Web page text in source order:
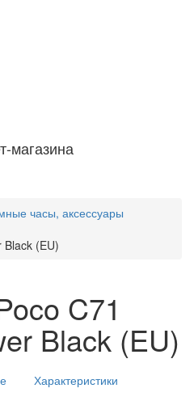
магазина
часы, аксессуары
Black (EU)
C71
Black (EU)
Характеристики